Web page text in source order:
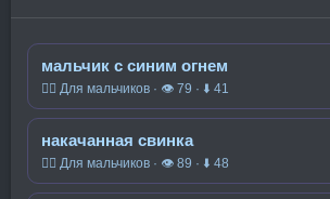
мальчик с синим огнем
🧍‍♂️ Для мальчиков · 👁 79 · ⬇ 41
накачанная свинка
🧍‍♂️ Для мальчиков · 👁 89 · ⬇ 48